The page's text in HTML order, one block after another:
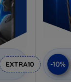
EXTRA10 -10%